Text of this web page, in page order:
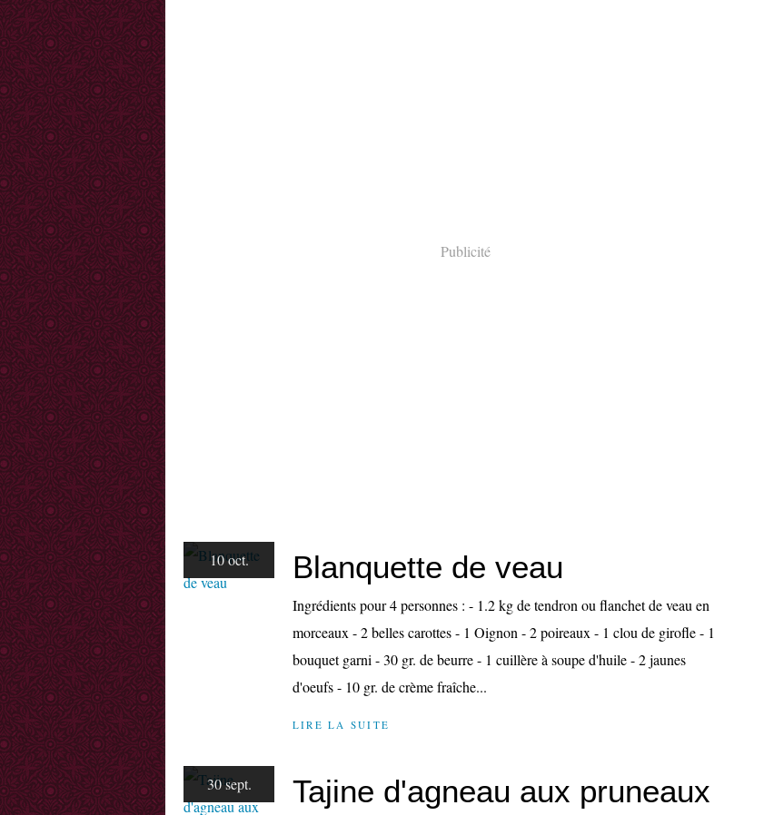
Publicité
10 oct. Blanquette de veau
Ingrédients pour 4 personnes : - 1.2 kg de tendron ou flanchet de veau en
morceaux - 2 belles carottes - 1 Oignon - 2 poireaux - 1 clou de girofle - 1
bouquet garni - 30 gr. de beurre - 1 cuillère à soupe d'huile - 2 jaunes
d'oeufs - 10 gr. de crème fraîche...
LIRE LA SUITE
30 sept. Tajine d'agneau aux pruneaux